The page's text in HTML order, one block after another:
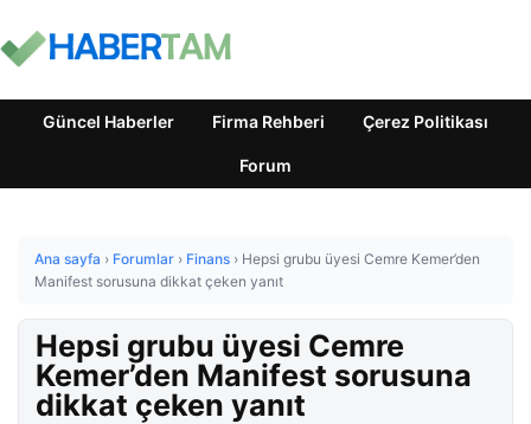
Güncel Haberler Firma Rehberi Çerez Politikası
Forum
Ana sayfa › Forumlar › Finans › Hepsi grubu üyesi Cemre Kemer’den
Manifest sorusuna dikkat çeken yanıt
Hepsi grubu üyesi Cemre
Kemer’den Manifest sorusuna
dikkat çeken yanıt